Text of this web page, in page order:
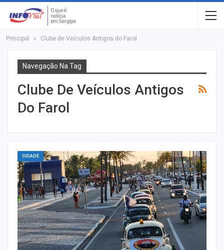
Principal Clube de Veículos Antigos do Farol
Navegação Na Tag
Clube De Veículos Antigos
Do Farol
CIDADE